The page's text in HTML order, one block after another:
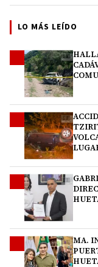
LO MÁS LEÍDO
MA.